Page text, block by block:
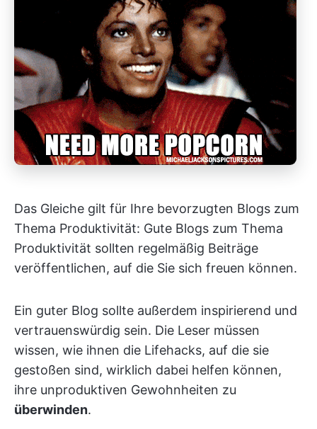
Das Gleiche gilt für Ihre bevorzugten Blogs zum
Thema Produktivität: Gute Blogs zum Thema
Produktivität sollten regelmäßig Beiträge
veröffentlichen, auf die Sie sich freuen können.
Ein guter Blog sollte außerdem inspirierend und
vertrauenswürdig sein. Die Leser müssen
wissen, wie ihnen die Lifehacks, auf die sie
gestoßen sind, wirklich dabei helfen können,
ihre unproduktiven Gewohnheiten zu
überwinden.